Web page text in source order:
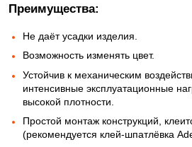
Преимущества:
Не даёт усадки изделия.
Возможность изменять цвет.
Устойчив к механическим
интенсивные эксплуатационные
высокой плотности.
Простой монтаж конструкций,
(рекомендуется клей-шпатлёвка